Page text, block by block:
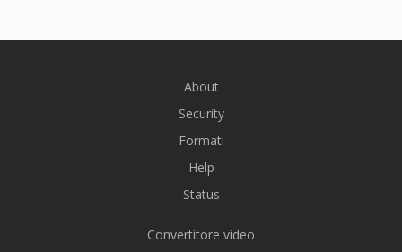
About
Security
Formati
Help
Status
Convertitore video